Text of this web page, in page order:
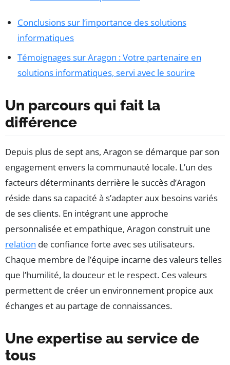
Conclusions sur l’importance des solutions
informatiques
Témoignages sur Aragon : Votre partenaire en
solutions informatiques, servi avec le sourire
Un parcours qui fait la
différence
Depuis plus de sept ans, Aragon se démarque par son
engagement envers la communauté locale. L’un des
facteurs déterminants derrière le succès d’Aragon
réside dans sa capacité à s’adapter aux besoins variés
de ses clients. En intégrant une approche
personnalisée et empathique, Aragon construit une
relation de confiance forte avec ses utilisateurs.
Chaque membre de l’équipe incarne des valeurs telles
que l’humilité, la douceur et le respect. Ces valeurs
permettent de créer un environnement propice aux
échanges et au partage de connaissances.
Une expertise au service de
tous